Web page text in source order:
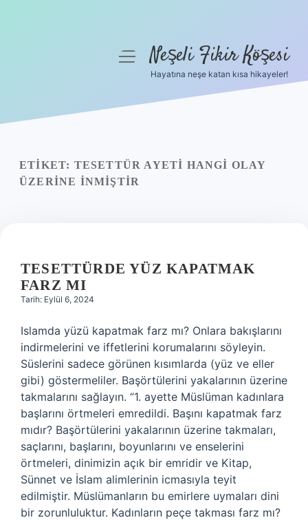
Yasal Uyarı
menüyüNeşeli Fikir Köşesi
Hayatına neşe katan kısa hikayeler!
ETIKET: TESETTÜR AYETI HANGI OLAY
ÜZERINE INMIŞTIR
TESETTÜRDE YÜZ KAPATMAK
FARZ MI
Tarih: Eylül 6, 2024
Islamda yüzü kapatmak farz mı? Onlara bakışlarını
indirmelerini ve iffetlerini korumalarını söyleyin.
Süslerini sadece görünen kısımlarda (yüz ve eller
gibi) göstermeliler. Başörtülerini yakalarının üzerine
takmalarını sağlayın. “1. ayette Müslüman kadınlara
başlarını örtmeleri emredildi. Başını kapatmak farz
mıdır? Başörtülerini yakalarının üzerine takmaları,
saçlarını, başlarını, boyunlarını ve enselerini
örtmeleri, dinimizin açık bir emridir ve Kitap,
Sünnet ve İslam alimlerinin icmasıyla teyit
edilmiştir. Müslümanların bu emirlere uymaları dini
bir zorunluluktur. Kadınların peçe takması farz mı?